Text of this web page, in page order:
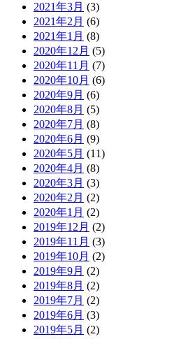
2021年3月 (3)
2021年2月 (6)
2021年1月 (8)
2020年12月 (5)
2020年11月 (7)
2020年10月 (6)
2020年9月 (6)
2020年8月 (5)
2020年7月 (8)
2020年6月 (9)
2020年5月 (11)
2020年4月 (8)
2020年3月 (3)
2020年2月 (2)
2020年1月 (2)
2019年12月 (2)
2019年11月 (3)
2019年10月 (2)
2019年9月 (2)
2019年8月 (2)
2019年7月 (2)
2019年6月 (3)
2019年5月 (2)